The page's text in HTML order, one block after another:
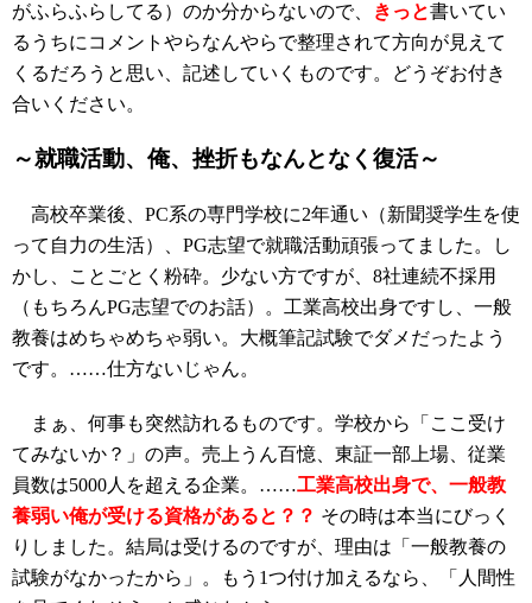
がふらふらしてる）のか分からないので、
きっと書いてい
るうちにコメントやらなんやらで整理されて方向が見えて
くるだろうと思い、記述していくものです。どうぞお付き
合いください。
～就職活動、俺、挫折もなんとなく復活～
高校卒業後、PC系の専門学校に2年通い（新聞奨学生を使
って自力の生活）、PG志望で就職活動頑張ってました。し
かし、ことごとく粉砕。少ない方ですが、8社連続不採用
（もちろんPG志望でのお話）。工業高校出身ですし、一般
教養はめちゃめちゃ弱い。大概筆記試験でダメだったよう
です。……仕方ないじゃん。
まぁ、何事も突然訪れるものです。学校から「ここ受け
てみないか？」の声。売上うん百憶、東証一部上場、従業
員数は5000人を超える企業。……工業高校出身で、一般教
養弱い俺が受ける資格があると？？ その時は本当にびっく
りしました。結局は受けるのですが、理由は「一般教養の
試験がなかったから」。もう1つ付け加えるなら、「人間性